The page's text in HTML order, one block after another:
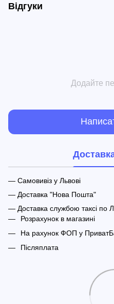
Відгуки
Додайте
— Самовивіз у Львові
— Доставка "Нова Пошта"
— Доставка службою таксі по
Розрахунок в магазині
На рахунок ФОП у
Післяплата